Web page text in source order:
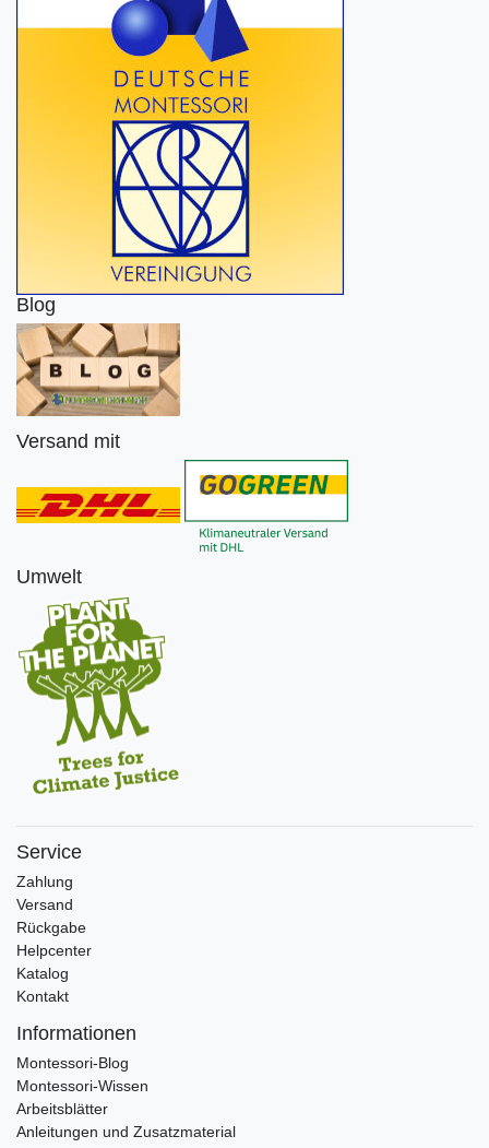
Blog
Versand mit
Umwelt
Service
Zahlung
Versand
Rückgabe
Helpcenter
Katalog
Kontakt
Informationen
Montessori-Blog
Montessori-Wissen
Arbeitsblätter
Anleitungen und Zusatzmaterial